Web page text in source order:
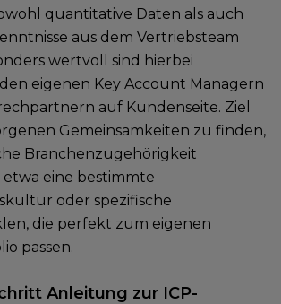
quantitative Daten als auch
aus dem Vertriebsteam
wertvoll sind hierbei
eigenen Key Account Managern
auf Kundenseite. Ziel
Gemeinsamkeiten zu finden,
Branchenzugehörigkeit
etwa eine bestimmte
oder spezifische
die perfekt zum eigenen
passen.
Anleitung zur ICP-